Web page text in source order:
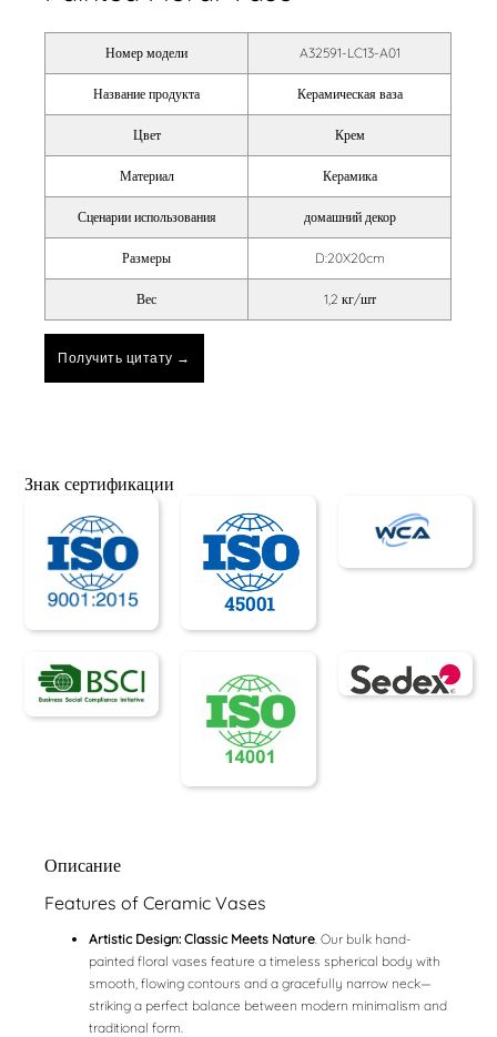
Номер модели A32591-LC13-A01
Название продукта Керамическая ваза
Цвет Крем
Материал Керамика
Сценарии использования домашний декор
Размеры D:20X20cm
Вес 1,2 кг/шт
Получить цитату →
Знак сертификации
Описание
Features of Ceramic Vases
Artistic Design: Classic Meets Nature . Our bulk hand-
painted floral vases feature a timeless spherical body with
smooth, flowing contours and a gracefully narrow neck—
striking a perfect balance between modern minimalism and
traditional form.